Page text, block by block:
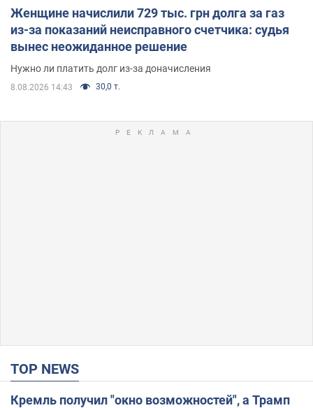
Женщине начислили 729 тыс. грн долга за газ
из-за показаний неисправного счетчика: судья
вынес неожиданное решение
Нужно ли платить долг из-за доначисления
8.08.2026 14:43 30,0 т.
TOP NEWS
Кремль получил "окно возможностей", а Трамп